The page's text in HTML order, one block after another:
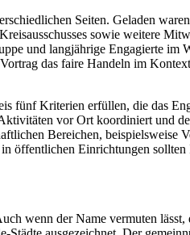
Seiten. Geladen
sowie weitere
und langjährige Engagierte im
das faire Handeln im
fünf Kriterien erfüllen, die das
vor Ort koordiniert
Bereichen,
öffentlichen Einrichtungen
wenn der Name vermuten